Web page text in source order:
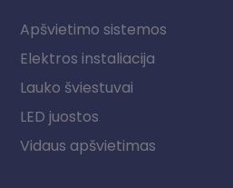
Apšvietimo sistemos
Elektros instaliacija
Lauko šviestuvai
LED juostos
Vidaus apšvietimas